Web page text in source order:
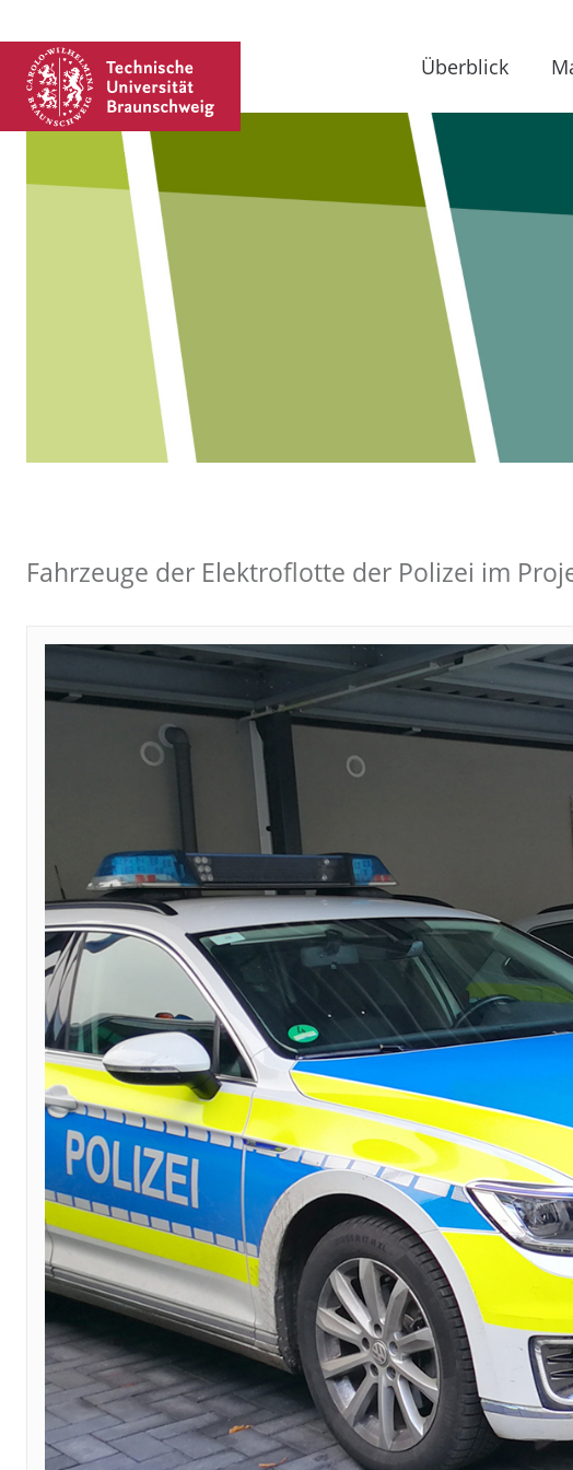
Überblick
Fahrzeuge der Elektroflotte der Polizei im